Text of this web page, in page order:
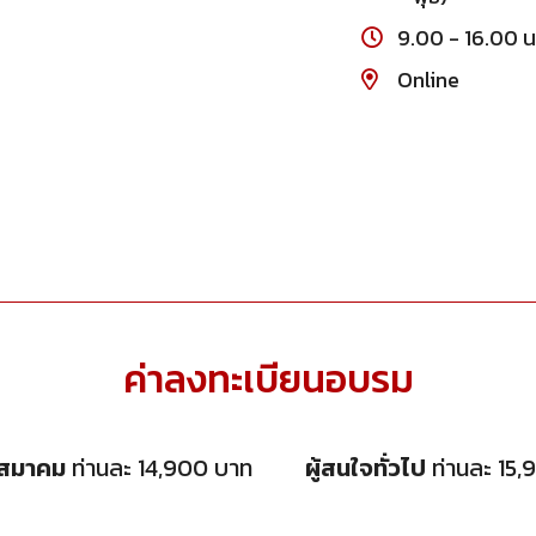
9.00 - 16.00
Online
ค่าลงทะเบียนอบรม
มาคม ท่านละ 14,900 บาท ผู้สนใจทั่วไป ท่านละ